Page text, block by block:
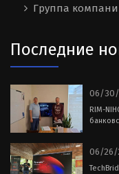
Группа
Последние
06/30/
RIM-
06/26/